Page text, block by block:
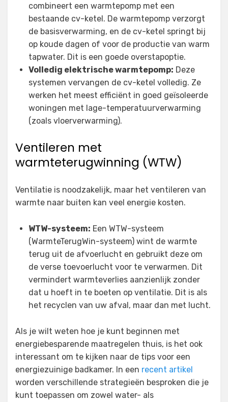
combineert een warmtepomp met een
bestaande cv-ketel. De warmtepomp verzorgt
de basisverwarming, en de cv-ketel springt bij
op koude dagen of voor de productie van warm
tapwater. Dit is een goede overstapoptie.
Volledig elektrische warmtepomp: Deze
systemen vervangen de cv-ketel volledig. Ze
werken het meest efficiënt in goed geïsoleerde
woningen met lage-temperatuurverwarming
(zoals vloerverwarming).
Ventileren met
warmteterugwinning (WTW)
Ventilatie is noodzakelijk, maar het ventileren van
warmte naar buiten kan veel energie kosten.
WTW-systeem: Een WTW-systeem
(WarmteTerugWin-systeem) wint de warmte
terug uit de afvoerlucht en gebruikt deze om
de verse toevoerlucht voor te verwarmen. Dit
vermindert warmteverlies aanzienlijk zonder
dat u hoeft in te boeten op ventilatie. Dit is als
het recyclen van uw afval, maar dan met lucht.
Als je wilt weten hoe je kunt beginnen met
energiebesparende maatregelen thuis, is het ook
interessant om te kijken naar de tips voor een
energiezuinige badkamer. In een recent artikel
worden verschillende strategieën besproken die je
kunt toepassen om zowel water- als